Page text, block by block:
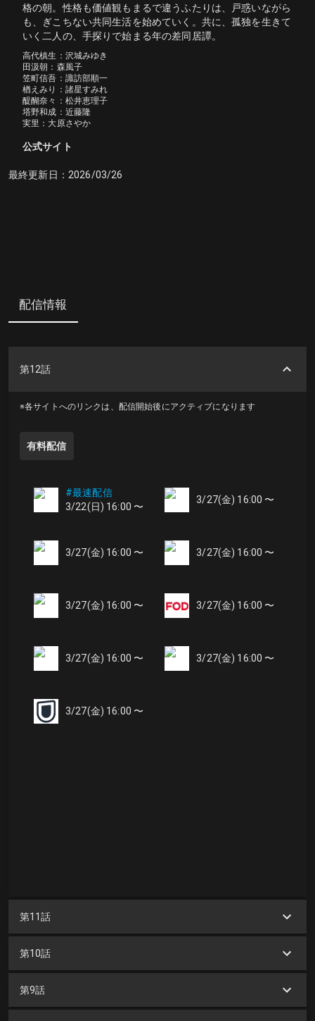
格の朝。性格も価値観もまるで違うふたりは、戸惑いながら
も、ぎこちない共同生活を始めていく。共に、孤独を生きて
いく二人の、手探りで始まる年の差同居譚。
高代槙生：沢城みゆき
田汲朝：森風子
笠町信吾：諏訪部順一
楢えみり：諸星すみれ
醍醐奈々：松井恵理子
塔野和成：近藤隆
実里：大原さやか
公式サイト
最終更新日： 2026/03/26
配信情報
第12話
※各サイトへのリンクは、配信開始後にアクティブになります
有料配信
#最速配信
3/22(日) 16:00 〜
3/27(金) 16:00 〜
3/27(金) 16:00 〜 3/27(金) 16:00 〜
3/27(金) 16:00 〜 3/27(金) 16:00 〜
3/27(金) 16:00 〜 3/27(金) 16:00 〜
3/27(金) 16:00 〜
第11話
第10話
第9話